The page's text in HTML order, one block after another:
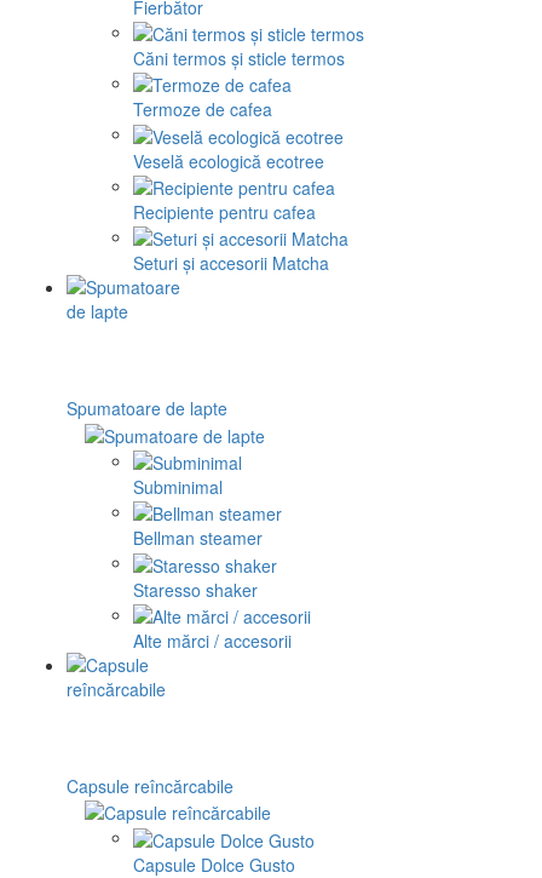
Fierbător
Căni termos și sticle termos
Termoze de cafea
Veselă ecologică ecotree
Recipiente pentru cafea
Seturi și accesorii Matcha
Spumatoare de lapte
Subminimal
Bellman steamer
Staresso shaker
Alte mărci / accesorii
Capsule reîncărcabile
Capsule Dolce Gusto